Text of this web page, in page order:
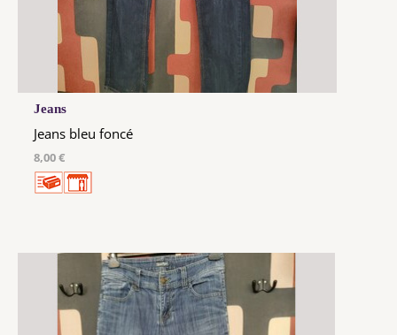
Jeans
Jeans bleu foncé
8,00 €